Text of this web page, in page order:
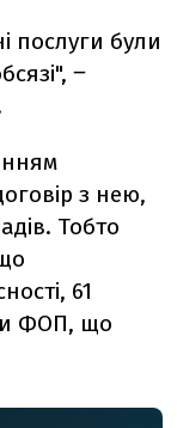
послуги були
", ‒
з нею,
Тобто
61
ФОП, що